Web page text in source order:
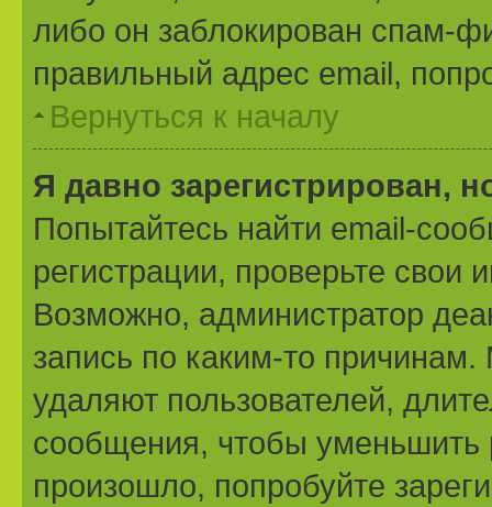
либо он заблокирован спам-
правильный адрес email,
Вернуться к началу
Я давно зарегистрирован,
Попытайтесь найти email-
регистрации, проверьте свои
Возможно, администратор
запись по каким-то
удаляют пользователей,
сообщения, чтобы
произошло, попробуйте